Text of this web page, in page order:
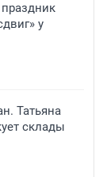
у
Татьяна
склады